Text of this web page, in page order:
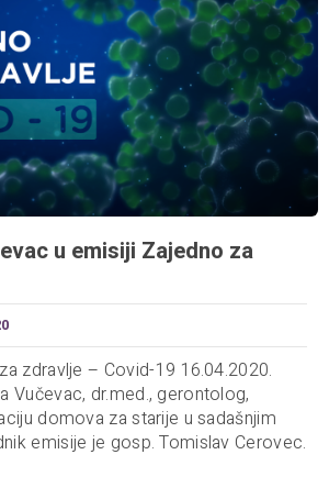
u emisiji Zajedno za
zdravlje – Covid-19 16.04.2020.
Vučevac, dr.med., gerontolog,
domova za starije u sadašnjim
emisije je gosp. Tomislav Cerovec.